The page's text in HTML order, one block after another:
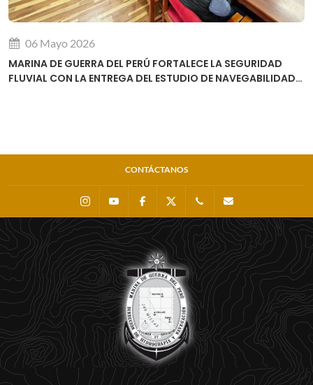
06 Mayo 2026
MARINA DE GUERRA DEL PERÚ FORTALECE LA SEGURIDAD
FLUVIAL CON LA ENTREGA DEL ESTUDIO DE NAVEGABILIDAD
CONTÁCTANOS
InstagramYoutube Facebook 0511 - 207 8160